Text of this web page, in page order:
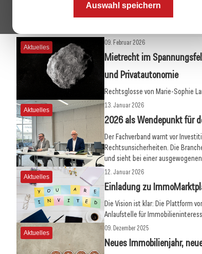
Auswahl speichern
zusammen.
Aktuelles
09. Februar 2026
Mietrecht im
und Privatautonomie
Rechtsglosse von Marie-Sophie
Aktuelles
13. Januar 2026
2026 als Wendepunkt für
Der Fachverband warnt vor
Rechtsunsicherheiten. Die
und sieht bei einer
Aktuelles
12. Januar 2026
Einladung zu
Die Vision ist klar: Die Plattform
Anlaufstelle für
Aktuelles
09. Dezember 2025
Neues Immobilienjahr,
09. Dezember 2025